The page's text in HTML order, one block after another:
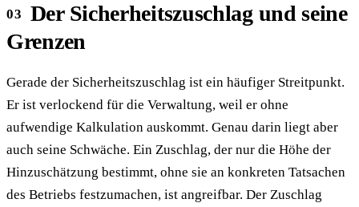
Der Sicherheitszuschlag und seine
Grenzen
Gerade der Sicherheitszuschlag ist ein häufiger Streitpunkt.
Er ist verlockend für die Verwaltung, weil er ohne
aufwendige Kalkulation auskommt. Genau darin liegt aber
auch seine Schwäche. Ein Zuschlag, der nur die Höhe der
Hinzuschätzung bestimmt, ohne sie an konkreten Tatsachen
des Betriebs festzumachen, ist angreifbar. Der Zuschlag